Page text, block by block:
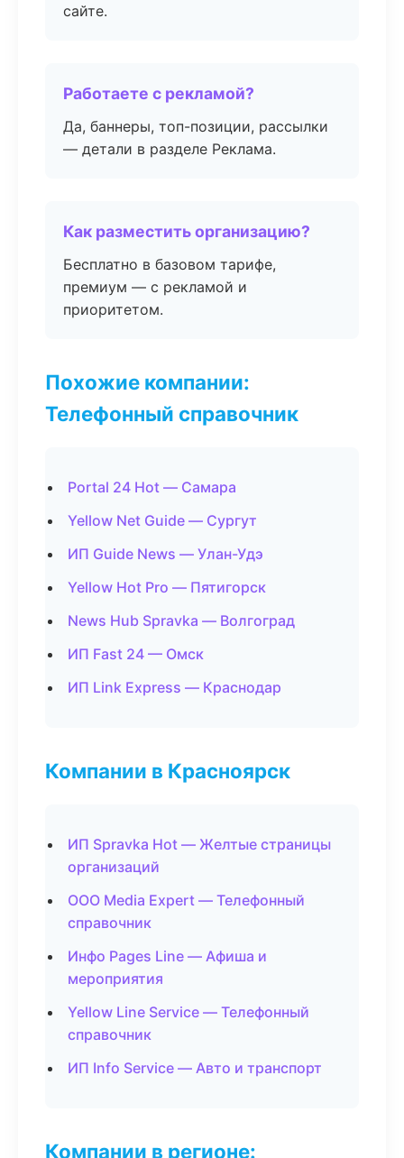
сайте.
Работаете с рекламой?
Да, баннеры, топ-позиции, рассылки
— детали в разделе Реклама.
Как разместить организацию?
Бесплатно в базовом тарифе,
премиум — с рекламой и
приоритетом.
Похожие компании:
Телефонный справочник
Portal 24 Hot — Самара
Yellow Net Guide — Сургут
ИП Guide News — Улан-Удэ
Yellow Hot Pro — Пятигорск
News Hub Spravka — Волгоград
ИП Fast 24 — Омск
ИП Link Express — Краснодар
Компании в Красноярск
ИП Spravka Hot — Желтые страницы
организаций
ООО Media Expert — Телефонный
справочник
Инфо Pages Line — Афиша и
мероприятия
Yellow Line Service — Телефонный
справочник
ИП Info Service — Авто и транспорт
Компании в регионе: